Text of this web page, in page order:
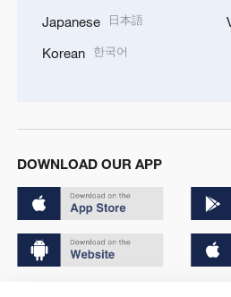
Japanese 日本語
Korean 한국어
DOWNLOAD OUR APP